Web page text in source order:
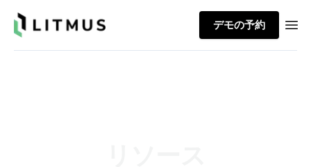
Litmus デモの予約